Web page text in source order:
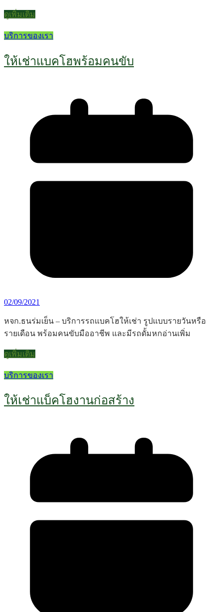
ดูเพิ่มเติม
บริการของเรา
ให้เช่าแบคโฮพร้อมคนขับ
02/09/2021
หจก.ธนร่มเย็น – บริการรถแบคโฮให้เช่า รูปแบบรายวันหรือ
รายเดือน พร้อมคนขับมืออาชีพ และมีรถดั้มหกอ่านเพิ่ม
ดูเพิ่มเติม
บริการของเรา
ให้เช่าแบ็คโฮงานก่อสร้าง